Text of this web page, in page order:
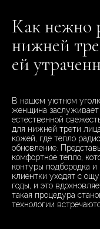
Как нежно
нижней
ей
В нашем уютном
женщина заслуживает
естественной
для нижней трети
кожей, где тепло
обновление.
комфортное тепло,
контуры подбородка
клиентки уходят с
годы, и это
такая процедура
технологии